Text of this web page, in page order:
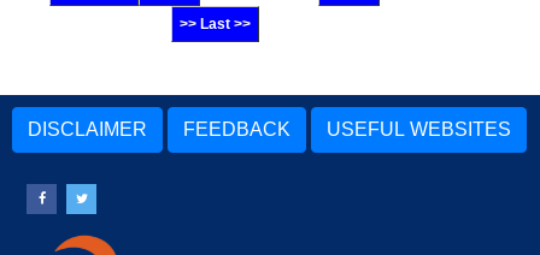
>> Last >>
DISCLAIMER FEEDBACK USEFUL WEBSITES